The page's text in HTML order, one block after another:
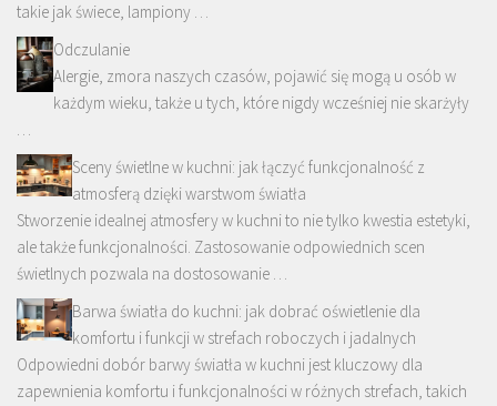
takie jak świece, lampiony …
Odczulanie
Alergie, zmora naszych czasów, pojawić się mogą u osób w
każdym wieku, także u tych, które nigdy wcześniej nie skarżyły
…
Sceny świetlne w kuchni: jak łączyć funkcjonalność z
atmosferą dzięki warstwom światła
Stworzenie idealnej atmosfery w kuchni to nie tylko kwestia estetyki,
ale także funkcjonalności. Zastosowanie odpowiednich scen
świetlnych pozwala na dostosowanie …
Barwa światła do kuchni: jak dobrać oświetlenie dla
komfortu i funkcji w strefach roboczych i jadalnych
Odpowiedni dobór barwy światła w kuchni jest kluczowy dla
zapewnienia komfortu i funkcjonalności w różnych strefach, takich